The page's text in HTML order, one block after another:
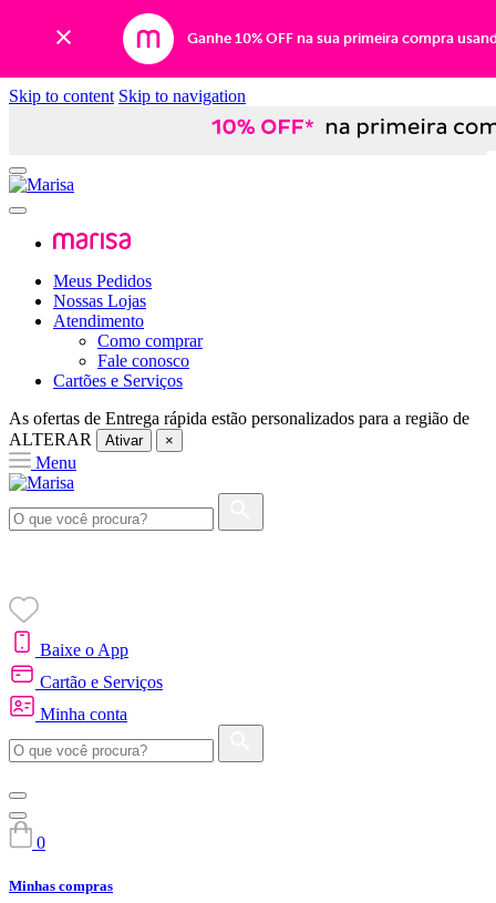
Ganhe 10% OFF na sua primeira compra
Skip to content Skip to navigation
Meus Pedidos
Nossas Lojas
Atendimento
Como comprar
Fale conosco
Cartões e Serviços
As ofertas de Entrega rápida estão personalizados para a região de
ALTERAR
Ativar ×
Menu
Baixe o App
Cartão e Serviços
Minha conta
0
Minhas compras